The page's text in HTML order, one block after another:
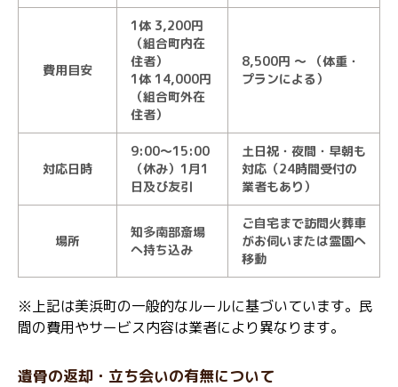
費用目安
1体 3,200円
（組合町内在
住者）
1体 14,000円
（組合町外在
住者）
8,500円 ～ （体重・
プランによる）
対応日時
9:00～15:00
（休み）1月1
日及び友引
土日祝・夜間・早朝も
対応（24時間受付の
業者もあり）
場所
知多南部斎場
へ持ち込み
ご自宅まで訪問火葬車
がお伺いまたは霊園へ
移動
※上記は美浜町の一般的なルールに基づいています。民
間の費用やサービス内容は業者により異なります。
遺骨の返却・立ち会いの有無について